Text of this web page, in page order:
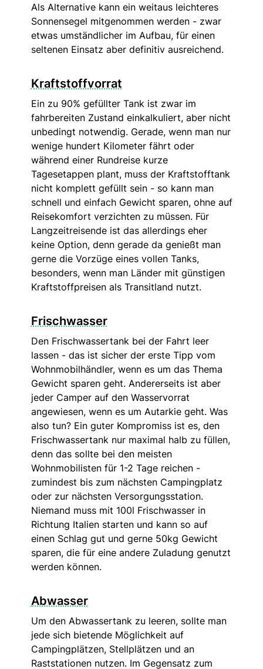
Als Alternative kann ein weitaus leichteres
Sonnensegel mitgenommen werden - zwar
etwas umständlicher im Aufbau, für einen
seltenen Einsatz aber definitiv ausreichend.
Kraftstoffvorrat
Ein zu 90% gefüllter Tank ist zwar im
fahrbereiten Zustand einkalkuliert, aber nicht
unbedingt notwendig. Gerade, wenn man nur
wenige hundert Kilometer fährt oder
während einer Rundreise kurze
Tagesetappen plant, muss der Kraftstofftank
nicht komplett gefüllt sein - so kann man
schnell und einfach Gewicht sparen, ohne auf
Reisekomfort verzichten zu müssen. Für
Langzeitreisende ist das allerdings eher
keine Option, denn gerade da genießt man
gerne die Vorzüge eines vollen Tanks,
besonders, wenn man Länder mit günstigen
Kraftstoffpreisen als Transitland nutzt.
Frischwasser
Den Frischwassertank bei der Fahrt leer
lassen - das ist sicher der erste Tipp vom
Wohnmobilhändler, wenn es um das Thema
Gewicht sparen geht. Andererseits ist aber
jeder Camper auf den Wasservorrat
angewiesen, wenn es um Autarkie geht. Was
also tun? Ein guter Kompromiss ist es, den
Frischwassertank nur maximal halb zu füllen,
denn das sollte bei den meisten
Wohnmobilisten für 1-2 Tage reichen -
zumindest bis zum nächsten Campingplatz
oder zur nächsten Versorgungsstation.
Niemand muss mit 100l Frischwasser in
Richtung Italien starten und kann so auf
einen Schlag gut und gerne 50kg Gewicht
sparen, die für eine andere Zuladung genutzt
werden können.
Abwasser
Um den Abwassertank zu leeren, sollte man
jede sich bietende Möglichkeit auf
Campingplätzen, Stellplätzen und an
Raststationen nutzen. Im Gegensatz zum